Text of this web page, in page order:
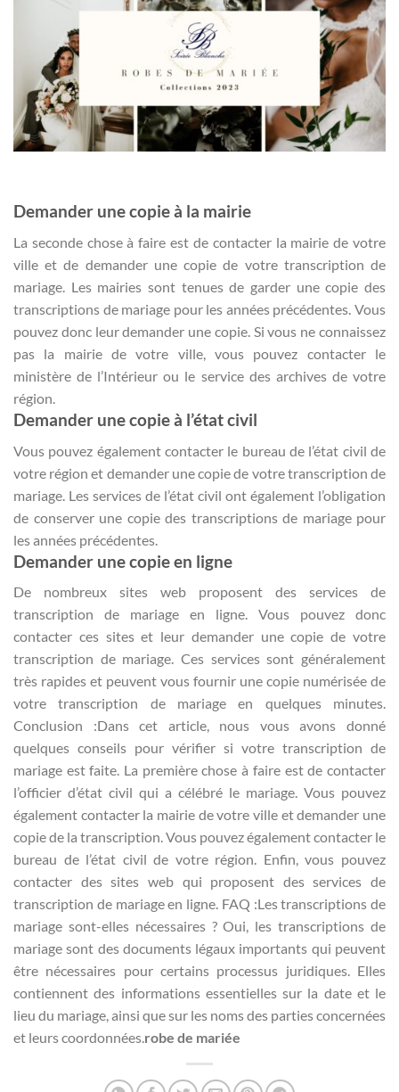
Demander une copie à la mairie
La seconde chose à faire est de contacter la mairie de votre
ville et de demander une copie de votre transcription de
mariage. Les mairies sont tenues de garder une copie des
transcriptions de mariage pour les années précédentes. Vous
pouvez donc leur demander une copie. Si vous ne connaissez
pas la mairie de votre ville, vous pouvez contacter le
ministère de l’Intérieur ou le service des archives de votre
région.
Demander une copie à l’état civil
Vous pouvez également contacter le bureau de l’état civil de
votre région et demander une copie de votre transcription de
mariage. Les services de l’état civil ont également l’obligation
de conserver une copie des transcriptions de mariage pour
les années précédentes.
Demander une copie en ligne
De nombreux sites web proposent des services de
transcription de mariage en ligne. Vous pouvez donc
contacter ces sites et leur demander une copie de votre
transcription de mariage. Ces services sont généralement
très rapides et peuvent vous fournir une copie numérisée de
votre transcription de mariage en quelques minutes.
Conclusion :Dans cet article, nous vous avons donné
quelques conseils pour vérifier si votre transcription de
mariage est faite. La première chose à faire est de contacter
l’officier d’état civil qui a célébré le mariage. Vous pouvez
également contacter la mairie de votre ville et demander une
copie de la transcription. Vous pouvez également contacter le
bureau de l’état civil de votre région. Enfin, vous pouvez
contacter des sites web qui proposent des services de
transcription de mariage en ligne. FAQ :Les transcriptions de
mariage sont-elles nécessaires ? Oui, les transcriptions de
mariage sont des documents légaux importants qui peuvent
être nécessaires pour certains processus juridiques. Elles
contiennent des informations essentielles sur la date et le
lieu du mariage, ainsi que sur les noms des parties concernées
et leurs coordonnées.robe de mariée